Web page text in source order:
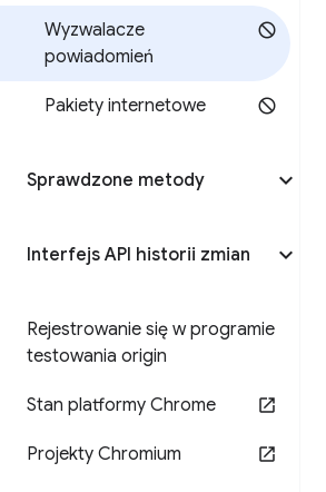
Wyzwalacze
powiadomień
Pakiety internetowe
Sprawdzone metody
Interfejs API historii zmian
Rejestrowanie się w programie
testowania origin
Stan platformy Chrome
Projekty Chromium